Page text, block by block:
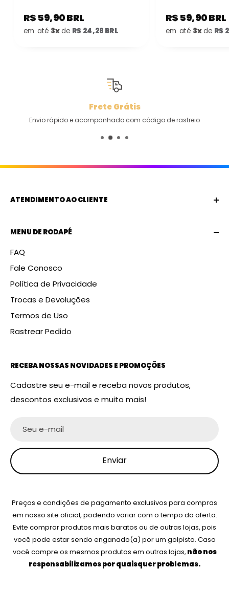
R$ 59,90 BRL
em até 3xde R$ 24,28 BRL
R$ 59,90 BRL
em até 3xde R$
Frete Grátis
Envio rápido e acompanhado com código de rastreio
ATENDIMENTO AO CLIENTE
WhatsApp:+55 (27) 9 9743-4944
Cnpj:
Endereço:Rua Romero Lofego Botelho, 40, Praia
da Costa, Vila Velha
MENU DE RODAPÉ
FAQ
Fale Conosco
Política de Privacidade
Trocas e Devoluções
Termos de Uso
Rastrear Pedido
RECEBA NOSSAS NOVIDADES E PROMOÇÕES
Cadastre seu e-mail e receba novos produtos,
descontos exclusivos e muito mais!
Seu e-mail
Enviar
Preços e condições de pagamento exclusivos para compras
em nosso site oficial, podendo variar com o tempo da oferta.
Evite comprar produtos mais baratos ou de outras lojas, pois
você pode estar sendo enganado(a) por um golpista. Caso
você compre os mesmos produtos em outras lojas, não nos
responsabilizamos por quaisquer problemas.